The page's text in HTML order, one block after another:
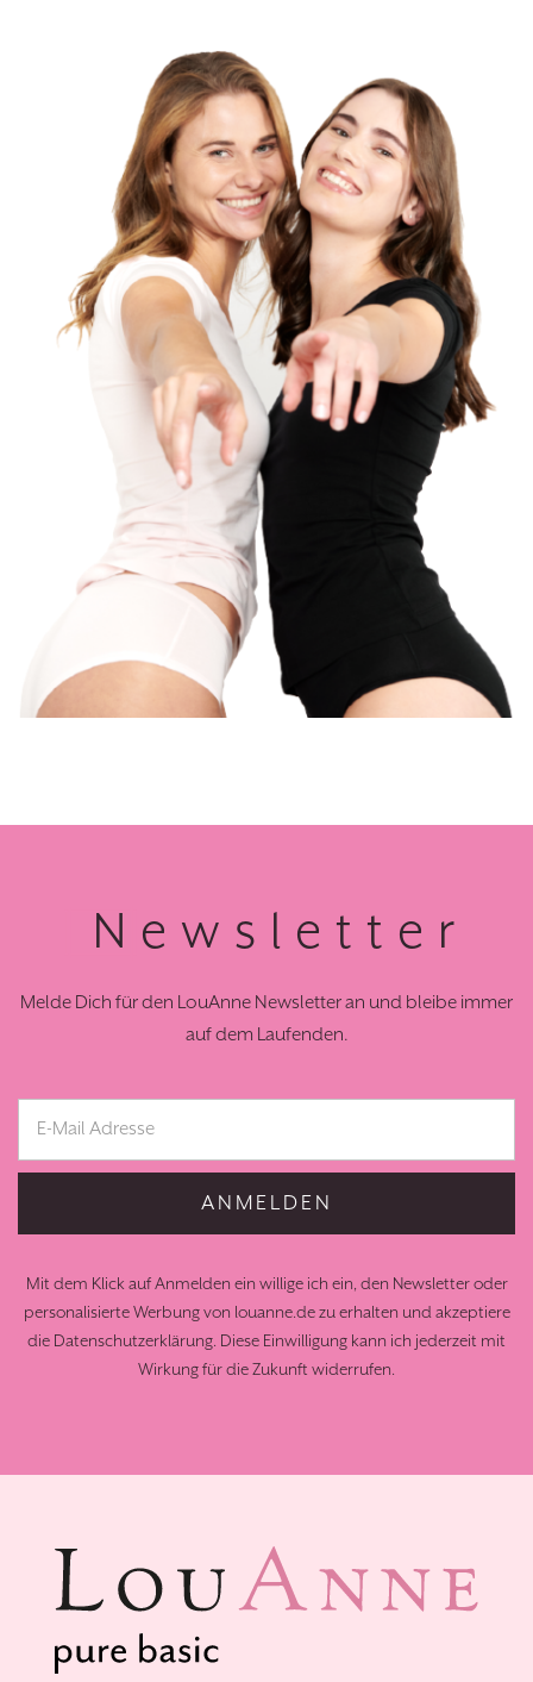
Newsletter
Melde Dich für den LouAnne Newsletter an und bleibe immer
auf dem Laufenden.
ANMELDEN
Mit dem Klick auf Anmelden ein willige ich ein, den Newsletter oder
personalisierte Werbung von louanne.de zu erhalten und akzeptiere
die Datenschutzerklärung. Diese Einwilligung kann ich jederzeit mit
Wirkung für die Zukunft widerrufen.